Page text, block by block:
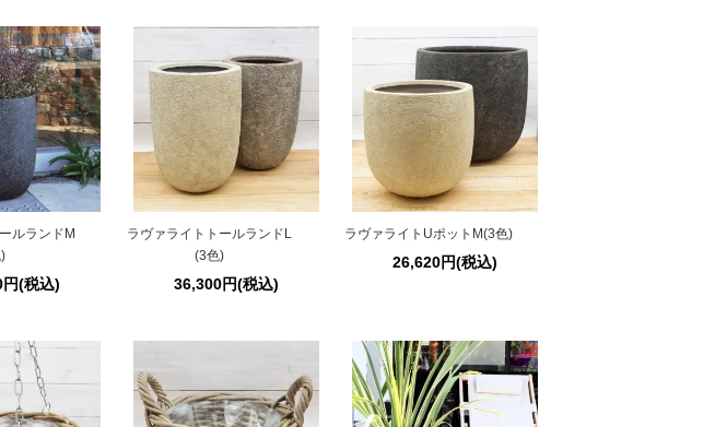
ルランドM
(税込)
ラヴァライトトールランドL
(3色)
36,300円(税込)
ラヴァライトUポットM(3色)
26,620円(税込)